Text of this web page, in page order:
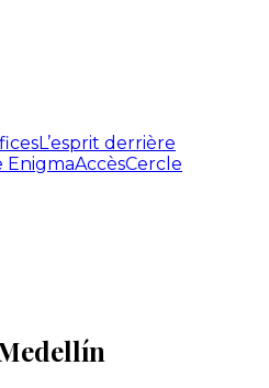
L’esprit derrière
EnigmaAccèsCercle